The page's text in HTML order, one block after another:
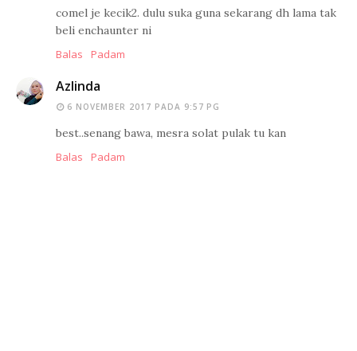
comel je kecik2. dulu suka guna sekarang dh lama tak
beli enchaunter ni
Balas
Padam
Azlinda
6 NOVEMBER 2017 PADA 9:57 PG
best..senang bawa, mesra solat pulak tu kan
Balas
Padam